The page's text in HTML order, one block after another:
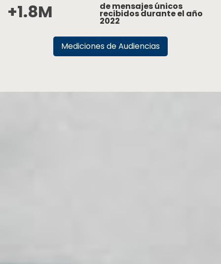
+1.8M de mensajes únicos
recibidos durante el año
2022
Mediciones de Audiencias